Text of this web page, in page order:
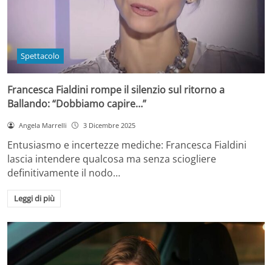
Spettacolo
Francesca Fialdini rompe il silenzio sul ritorno a
Ballando: “Dobbiamo capire…”
Angela Marrelli 3 Dicembre 2025
Entusiasmo e incertezze mediche: Francesca Fialdini
lascia intendere qualcosa ma senza sciogliere
definitivamente il nodo…
Leggi di più